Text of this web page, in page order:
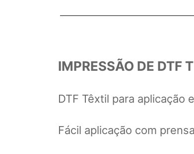
IMPRESSÃO DE DTF
DTF Têxtil para aplicação
Fácil aplicação com